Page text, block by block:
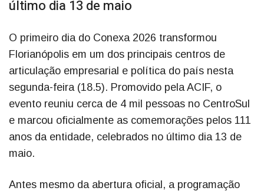
último dia 13 de maio
O primeiro dia do Conexa 2026 transformou
Florianópolis em um dos principais centros de
articulação empresarial e política do país nesta
segunda-feira (18.5). Promovido pela ACIF, o
evento reuniu cerca de 4 mil pessoas no CentroSul
e marcou oficialmente as comemorações pelos 111
anos da entidade, celebrados no último dia 13 de
maio.
Antes mesmo da abertura oficial, a programação